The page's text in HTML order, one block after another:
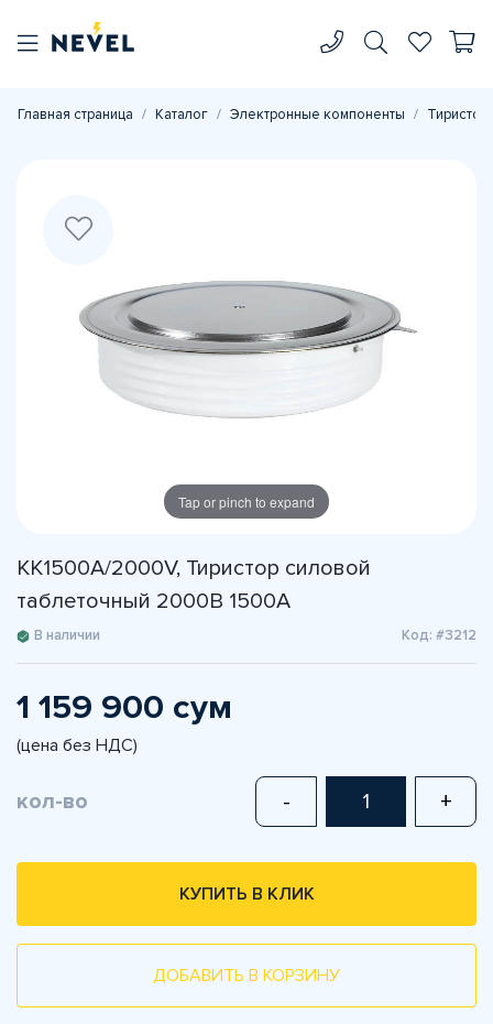
Главная страница Каталог Электронные компоненты
Tap or pinch to expand
KK1500A/2000V, Тиристор силовой
таблеточный 2000В 1500А
В наличии Код: #3212
1 159 900 сум
(цена без НДС)
кол-во - +
КУПИТЬ В КЛИК
ДОБАВИТЬ В КОРЗИНУ